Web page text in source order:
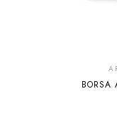
BORSA